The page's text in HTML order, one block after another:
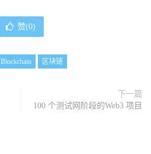
赞(0)
Blockchain 区块链
下一篇
100 个测试网阶段的Web3 项目